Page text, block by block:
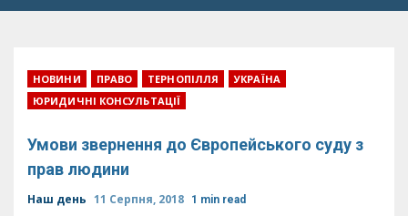
НОВИНИ ПРАВО ТЕРНОПІЛЛЯ
УКРАЇНА
ЮРИДИЧНІ КОНСУЛЬТАЦІЇ
Умови звернення до Європейського суду з
прав людини
Наш день 11 Серпня, 2018 1 min read